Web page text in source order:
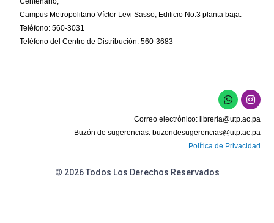
Campus Metropolitano Víctor Levi Sasso, Edificio No.3 planta baja.
Teléfono: 560-3031
Teléfono del Centro de Distribución: 560-3683
W
h
a
t
s
a
p
I
n
s
t
a
g
r
Correo electrónico: libreria@utp.ac.pa
Buzón de sugerencias: buzondesugerencias@utp.ac.pa
Política de Privacidad
© 2026 Todos Los Derechos Reservados